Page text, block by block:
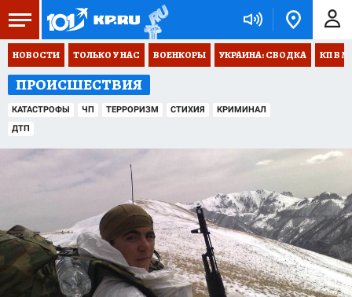
НОВОСТИ ТОЛЬКО У НАС ВОЕНКОРЫ УКРАИНА: СВОДКА КП В
ПРОИСШЕСТВИЯ
КАТАСТРОФЫ ЧП ТЕРРОРИЗМ СТИХИЯ
КРИМИНАЛ
ДТП